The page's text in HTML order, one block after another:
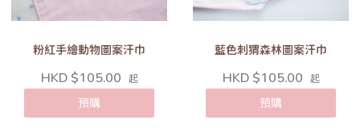
粉紅手繪動物圖案汗巾
HKD $105.00 起
預購
藍色刺猬森林圖案汗巾
HKD $105.00 起
預購